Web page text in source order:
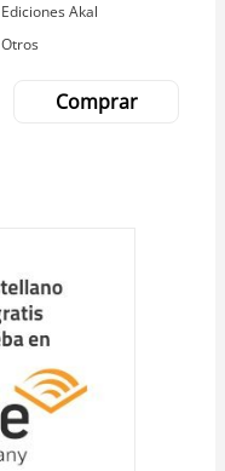
Editorial
Ediciones Akal
Otros
Comprar